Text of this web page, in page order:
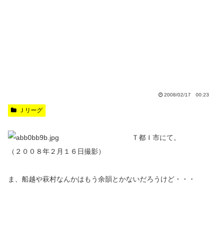
2008/02/17 00:23
Ｊリーグ
Ｔ都Ｉ市にて。
（２００８年２月１６日撮影）
ま、船越や萩村なんかはもう余韻とかないだろうけど・・・